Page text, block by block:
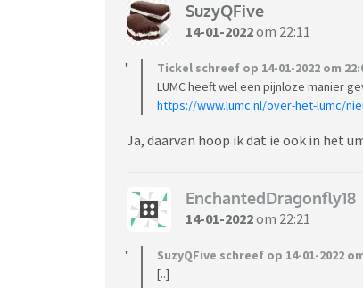
SuzyQFive
14-01-2022om 22:11
Tickel schreef op 14-01-2022 om
LUMC heeft wel een pijnloze manier
https://www.lumc.nl/over-het-lumc/
Ja, daarvan hoop ik dat ie ook in het
EnchantedDragonfly18
14-01-2022om 22:21
SuzyQFive schreef op 14-01-2022
[..]